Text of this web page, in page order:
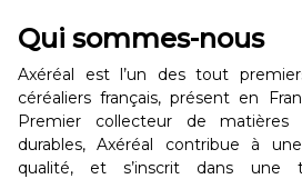
Qui sommes-nous
Axéréal est l’un des tout
céréaliers français, présent en
Premier collecteur de matières
durables, Axéréal contribue à
qualité, et s’inscrit dans une